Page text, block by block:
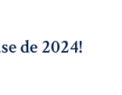
de 2024!